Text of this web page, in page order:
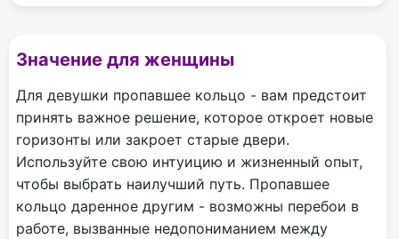
Значение для женщины
Для девушки пропавшее кольцо - вам предстоит
принять важное решение, которое откроет новые
горизонты или закроет старые двери.
Используйте свою интуицию и жизненный опыт,
чтобы выбрать наилучший путь. Пропавшее
кольцо даренное другим - возможны перебои в
работе, вызванные недопониманием между